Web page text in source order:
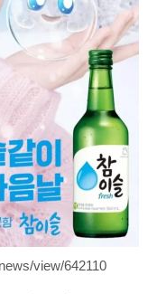
view/642110